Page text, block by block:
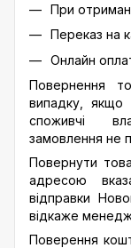
При
Переказ на
Онлайн
Повернення
випадку, якщо
споживчі
замовлення не
Повернути
адресою
відправки
відкаже
Поверення